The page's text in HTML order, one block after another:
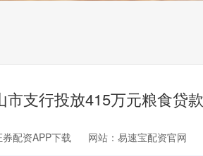
市支行投放415万元粮食贷
配资APP下载 网站：易速宝配资官网